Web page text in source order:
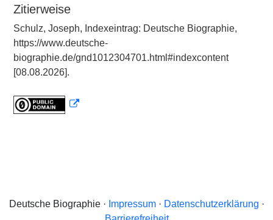
Zitierweise
Schulz, Joseph, Indexeintrag: Deutsche Biographie,
https://www.deutsche-
biographie.de/gnd1012304701.html#indexcontent
[08.08.2026].
Deutsche Biographie · Impressum· Datenschutzerklärung ·